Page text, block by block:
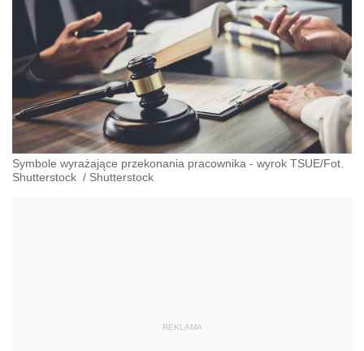
Symbole wyrażające przekonania pracownika - wyrok TSUE/Fot.
Shutterstock / Shutterstock